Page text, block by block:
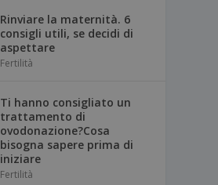
Rinviare la maternità. 6
consigli utili, se decidi di
aspettare
Fertilità
Ti hanno consigliato un
trattamento di
ovodonazione?Cosa
bisogna sapere prima di
iniziare
Fertilità